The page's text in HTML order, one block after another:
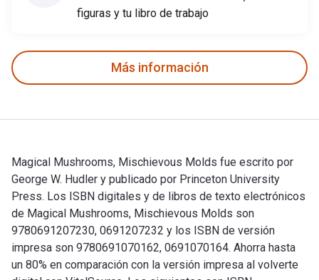
figuras y tu libro de trabajo
Más información
Magical Mushrooms, Mischievous Molds fue escrito por
George W. Hudler y publicado por Princeton University
Press. Los ISBN digitales y de libros de texto electrónicos
de Magical Mushrooms, Mischievous Molds son
9780691207230, 0691207232 y los ISBN de versión
impresa son 9780691070162, 0691070164. Ahorra hasta
un 80% en comparación con la versión impresa al volverte